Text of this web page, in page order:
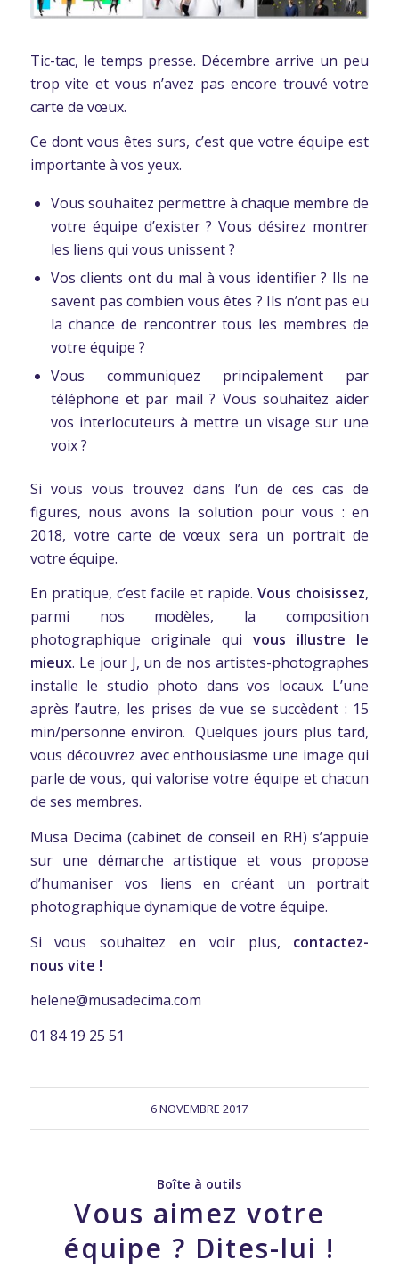
Tic-tac, le temps presse. Décembre arrive un peu
trop vite et vous n’avez pas encore trouvé votre
carte de vœux.
Ce dont vous êtes surs, c’est que votre équipe est
importante à vos yeux.
Vous souhaitez permettre à chaque membre de
votre équipe d’exister ? Vous désirez montrer
les liens qui vous unissent ?
Vos clients ont du mal à vous identifier ? Ils ne
savent pas combien vous êtes ? Ils n’ont pas eu
la chance de rencontrer tous les membres de
votre équipe ?
Vous communiquez principalement par
téléphone et par mail ? Vous souhaitez aider
vos interlocuteurs à mettre un visage sur une
voix ?
Si vous vous trouvez dans l’un de ces cas de
figures, nous avons la solution pour vous : en
2018, votre carte de vœux sera un portrait de
votre équipe.
En pratique, c’est facile et rapide.Vous choisissez,
parmi nos modèles, la composition
photographique originale qui vous illustre le
mieux. Le jour J, un de nos artistes-photographes
installe le studio photo dans vos locaux. L’une
après l’autre, les prises de vue se succèdent : 15
min/personne environ. Quelques jours plus tard,
vous découvrez avec enthousiasme une image qui
parle de vous, qui valorise votre équipe et chacun
de ses membres.
Musa Decima (cabinet de conseil en RH) s’appuie
sur une démarche artistique et vous propose
d’humaniser vos liens en créant un portrait
photographique dynamique de votre équipe.
Si vous souhaitez en voir plus, contactez-
nous vite !
helene@musadecima.com
01 84 19 25 51
6 NOVEMBRE 2017
Boîte à outils
Vous aimez votre
équipe ? Dites-lui !